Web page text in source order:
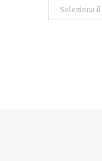
Archivio
Articoli